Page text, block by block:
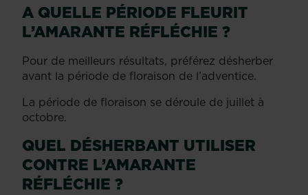
A QUELLE PÉRIODE FLEURIT
L’AMARANTE RÉFLÉCHIE ?
Pour de meilleurs résultats, préférez désherber
avant la période de floraison de l’adventice.
La période de floraison se déroule de juillet à
octobre.
QUEL DÉSHERBANT UTILISER
CONTRE L’AMARANTE
RÉFLÉCHIE ?